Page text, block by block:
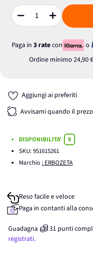
Quantità
Paga in 3 ratecon
o
Ordine minimo 24,90 €
Aggiungi ai preferiti
Avvisami quando il
DISPONIBILITA'
9
SKU:951615261
Marchio : ERBOZETA
Reso facile e veloce
Paga in contanti alla
Guadagna 31 punti
registrati.